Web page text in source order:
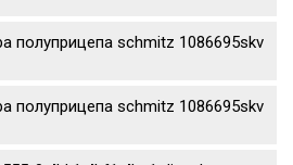
полуприцепа schmitz 1086695skv
полуприцепа schmitz 1086695skv